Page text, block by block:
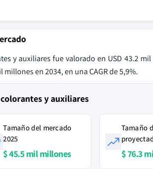
y auxiliares fue valorado en USD 43.2
millones en 2034, en una CAGR de 5,9%.
y auxiliares
Tamaño del mercado
2025
$ 45.5 mil millones
Tamaño
$ 76.3